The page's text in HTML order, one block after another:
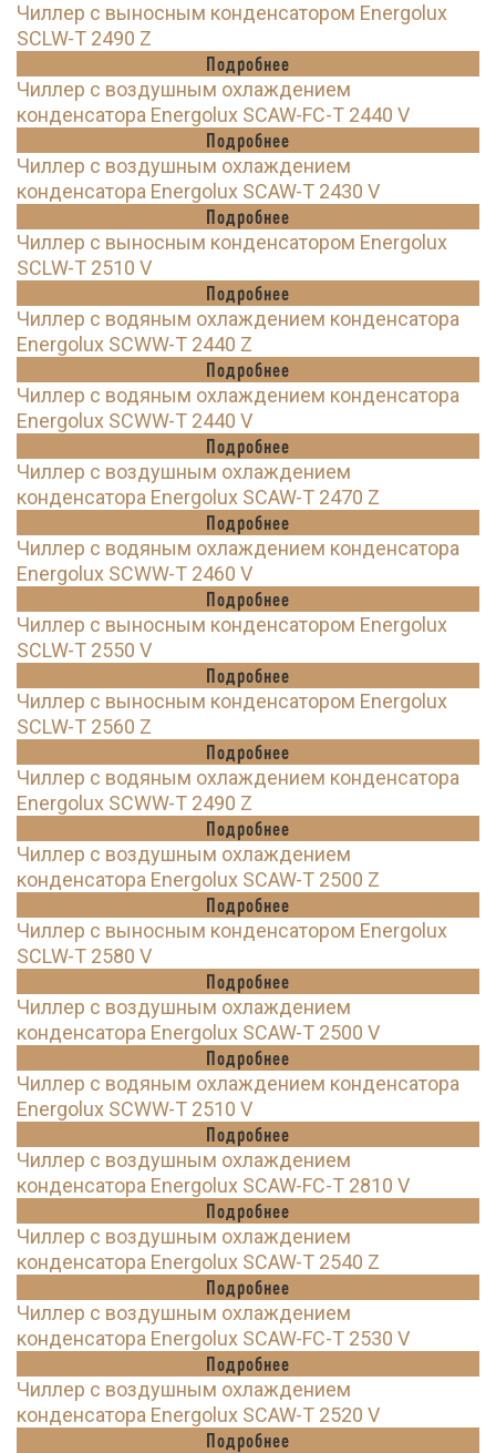
Чиллер с выносным конденсатором Energolux
SCLW-T 2490 Z
Подробнее
Чиллер с воздушным охлаждением
конденсатора Energolux SCAW-FC-T 2440 V
Подробнее
Чиллер с воздушным охлаждением
конденсатора Energolux SCAW-T 2430 V
Подробнее
Чиллер с выносным конденсатором Energolux
SCLW-T 2510 V
Подробнее
Чиллер с водяным охлаждением конденсатора
Energolux SCWW-T 2440 Z
Подробнее
Чиллер с водяным охлаждением конденсатора
Energolux SCWW-T 2440 V
Подробнее
Чиллер с воздушным охлаждением
конденсатора Energolux SCAW-T 2470 Z
Подробнее
Чиллер с водяным охлаждением конденсатора
Energolux SCWW-T 2460 V
Подробнее
Чиллер с выносным конденсатором Energolux
SCLW-T 2550 V
Подробнее
Чиллер с выносным конденсатором Energolux
SCLW-T 2560 Z
Подробнее
Чиллер с водяным охлаждением конденсатора
Energolux SCWW-T 2490 Z
Подробнее
Чиллер с воздушным охлаждением
конденсатора Energolux SCAW-T 2500 Z
Подробнее
Чиллер с выносным конденсатором Energolux
SCLW-T 2580 V
Подробнее
Чиллер с воздушным охлаждением
конденсатора Energolux SCAW-T 2500 V
Подробнее
Чиллер с водяным охлаждением конденсатора
Energolux SCWW-T 2510 V
Подробнее
Чиллер с воздушным охлаждением
конденсатора Energolux SCAW-FC-T 2810 V
Подробнее
Чиллер с воздушным охлаждением
конденсатора Energolux SCAW-T 2540 Z
Подробнее
Чиллер с воздушным охлаждением
конденсатора Energolux SCAW-FC-T 2530 V
Подробнее
Чиллер с воздушным охлаждением
конденсатора Energolux SCAW-T 2520 V
Подробнее